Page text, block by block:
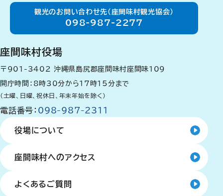
観光のお問い合わせ先（座間味村観光協会）
098-987-2277
座間味村役場
〒901-3402 沖縄県島尻郡座間味村座間味109
開庁時間：8時30分から17時15分まで
（土曜、日曜、祝休日、年末年始を除く）
電話番号： 098-987-2311
役場について
座間味村へのアクセス
よくあるご質問